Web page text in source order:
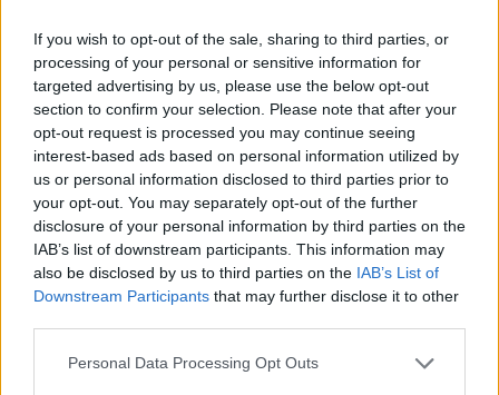
If you wish to opt-out of the sale, sharing to third parties, or
processing of your personal or sensitive information for
targeted advertising by us, please use the below opt-out
section to confirm your selection. Please note that after your
opt-out request is processed you may continue seeing
interest-based ads based on personal information utilized by
us or personal information disclosed to third parties prior to
your opt-out. You may separately opt-out of the further
disclosure of your personal information by third parties on the
IAB’s list of downstream participants. This information may
also be disclosed by us to third parties on the IAB’s List of
Downstream Participants that may further disclose it to other
Personal Data Processing Opt Outs
News!